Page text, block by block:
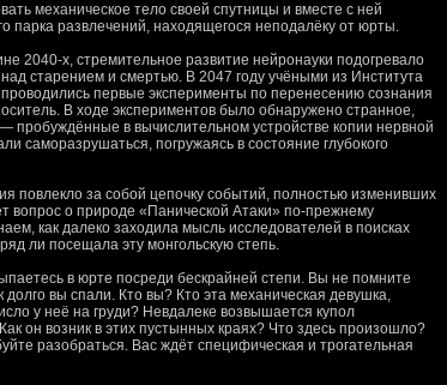
механическое тело своей спутницы и вместе с ней
парка развлечений, находящегося неподалёку от юрты.
2040-х, стремительное развитие нейронауки подогревало
старением и смертью. В 2047 году учёными из Института
первые эксперименты по перенесению сознания
В ходе экспериментов было обнаружено странное,
пробуждённые в вычислительном устройстве копии нервной
саморазрушаться, погружаясь в состояние глубокого
повлекло за собой цепочку событий, полностью изменивших
вопрос о природе «Панической Атаки» по-прежнему
как далеко заходила мысль исследователей в поисках
ли посещала эту монгольскую степь.
в юрте посреди бескрайней степи. Вы не помните
долго вы спали. Кто вы? Кто эта механическая девушка,
у неё на груди? Невдалеке возвышается купол
он возник в этих пустынных краях? Что здесь произошло?
разобраться. Вас ждёт специфическая и трогательная